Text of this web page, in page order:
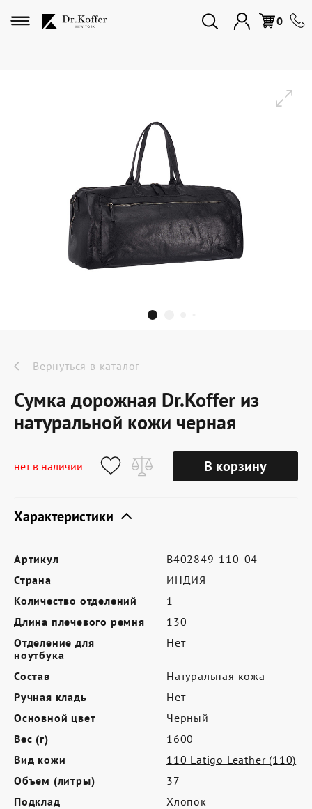
0
Избранное
Мужская коллекция
Женская коллекция
Подарки и сувениры
Подарочные карты
Dr.Koffer Outlet
Новинки
Акции
О компании
Оферта
Сертификат Dr.Koffer
Где купить
Партнерам
Контакты
Программа лояльности
Политика обработки персональных
данных
Вернуться в каталог
Сумка дорожная Dr.Koffer из
натуральной кожи черная
нет в наличии В корзину
Характеристики
Артикул
B402849-110-04
Страна
ИНДИЯ
Количество отделений
1
Длина плечевого ремня
130
Отделение для
ноутбука
Нет
Состав
Натуральная кожа
Ручная кладь
Нет
Основной цвет
Черный
Вес (г)
1600
Вид кожи
110 Latigo Leather (110)
Объем (литры)
37
Подклад
Хлопок